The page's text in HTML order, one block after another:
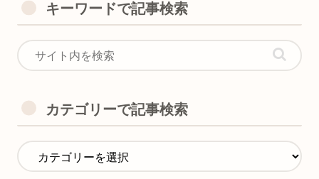
キーワードで記事検索
カテゴリーで記事検索